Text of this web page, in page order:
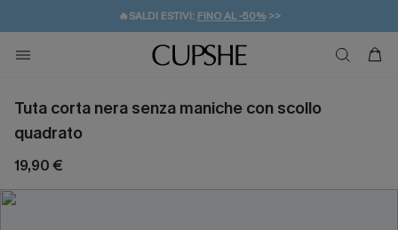
🔥SALDI ESTIVI: FINO AL -50%>>
🚚SPEDIZIONE GRATUITA DA 49€
💌REGALO PER I NUOVI: 20% DI SCONTO*
Tuta corta nera senza maniche con scollo
quadrato
19,90 €